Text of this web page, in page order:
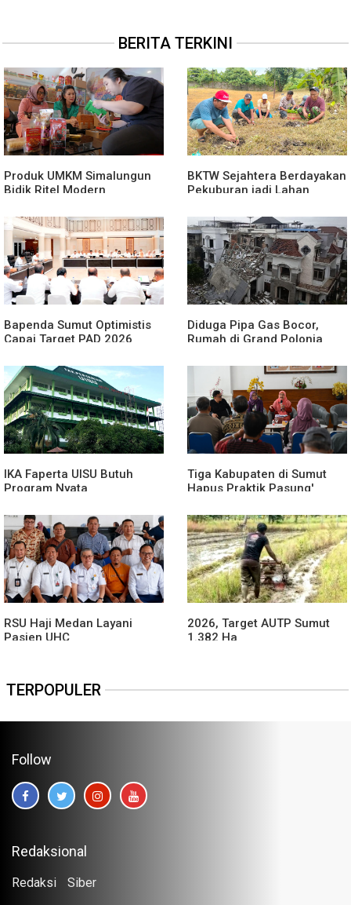
BERITA TERKINI
Produk UMKM Simalungun
Bidik Ritel Modern
BKTW Sejahtera Berdayakan
Pekuburan jadi Lahan
Bapenda Sumut Optimistis
Capai Target PAD 2026
Diduga Pipa Gas Bocor,
Rumah di Grand Polonia
IKA Faperta UISU Butuh
Program Nyata
Tiga Kabupaten di Sumut
Hapus Praktik Pasung'
RSU Haji Medan Layani
Pasien UHC
2026, Target AUTP Sumut
1.382 Ha
TERPOPULER
Follow
Redaksional
Redaksi Siber